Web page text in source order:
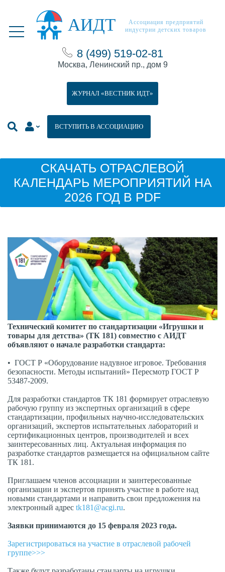
АИДТ
Ассоциация предприятий
индустрии детских товаров
8 (499) 519-02-81
Москва, Ленинский пр., дом 9
ВСТУПИТЬ В АССОЦИАЦИЮ
ЖУРНАЛ «ВЕСТНИК ИДТ»
СКАЧАТЬ ОТРАСЛЕВОЙ
КАЛЕНДАРЬ МЕРОПРИЯТИЙ НА
2026 ГОД В PDF
Технический комитет по стандартизации «Игрушки и
товары для детства» (ТК 181) совместно с АИДТ
объявляют о начале разработки стандарта:
• ГОСТ Р «Оборудование надувное игровое. Требования
безопасности. Методы испытаний» Пересмотр ГОСТ Р
53487-2009.
Для разработки стандартов ТК 181 формирует отраслевую
рабочую группу из экспертных организаций в сфере
стандартизации, профильных научно-исследовательских
организаций, экспертов испытательных лабораторий и
сертификационных центров, производителей и всех
заинтересованных лиц. Актуальная информация по
разработке стандартов размещается на официальном сайте
ТК 181.
Приглашаем членов ассоциации и заинтересованные
организации и экспертов принять участие в работе над
новыми стандартами и направить свои предложения на
электронный адрес tk181@acgi.ru.
Заявки принимаются до 15 февраля 2023 года.
Зарегистрироваться на участие в отраслевой рабочей
группе>>>